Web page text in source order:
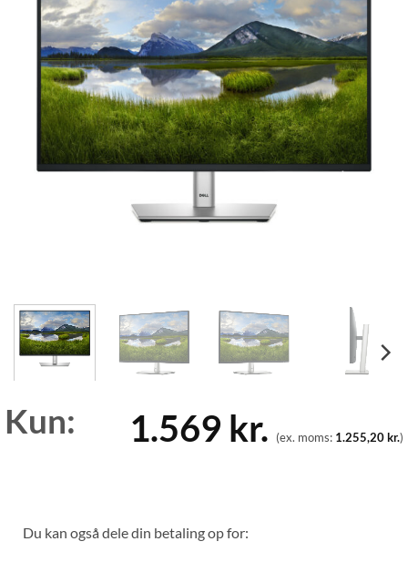
Kun: 1.569 kr. (ex. moms: 1.255,20kr.)
Du kan også dele din betaling op for: